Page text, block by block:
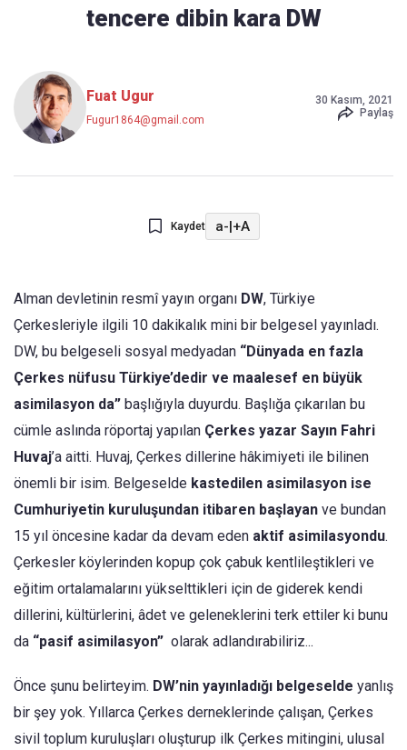
tencere dibin kara DW
Fuat Ugur
Fugur1864@gmail.com
30 Kasım, 2021
Paylaş
Kaydet a-|+A
Alman devletinin resmî yayın organı DW, Türkiye
Çerkesleriyle ilgili 10 dakikalık mini bir belgesel yayınladı.
DW, bu belgeseli sosyal medyadan “Dünyada en fazla
Çerkes nüfusu Türkiye’dedir ve maalesef en büyük
asimilasyon da” başlığıyla duyurdu. Başlığa çıkarılan bu
cümle aslında röportaj yapılan Çerkes yazar Sayın Fahri
Huvaj’a aitti. Huvaj, Çerkes dillerine hâkimiyeti ile bilinen
önemli bir isim. Belgeselde kastedilen asimilasyon ise
Cumhuriyetin kuruluşundan itibaren başlayan ve bundan
15 yıl öncesine kadar da devam eden aktif asimilasyondu.
Çerkesler köylerinden kopup çok çabuk kentlileştikleri ve
eğitim ortalamalarını yükselttikleri için de giderek kendi
dillerini, kültürlerini, âdet ve geleneklerini terk ettiler ki bunu
da “pasif asimilasyon” olarak adlandırabiliriz...
Önce şunu belirteyim. DW’nin yayınladığı belgeselde yanlış
bir şey yok. Yıllarca Çerkes derneklerinde çalışan, Çerkes
sivil toplum kuruluşları oluşturup ilk Çerkes mitingini, ulusal